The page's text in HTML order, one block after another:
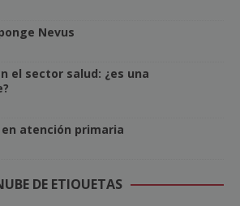
Nevus
el sector salud: ¿es una
en atención primaria
DE ETIQUETAS